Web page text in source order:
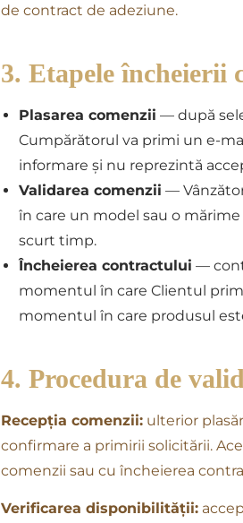
de contract de adeziune.
3. Etapele încheierii
Plasarea comenzii — după
Cumpărătorul va primi un e-
informare și nu reprezintă
Validarea comenzii —
în care un model sau o
scurt timp.
Încheierea contractului —
momentul în care Clientul
momentul în care produsul
4. Procedura de
Recepția comenzii: ulterior
confirmare a primirii solicitării.
comenzii sau cu încheierea
Verificarea disponibilității: